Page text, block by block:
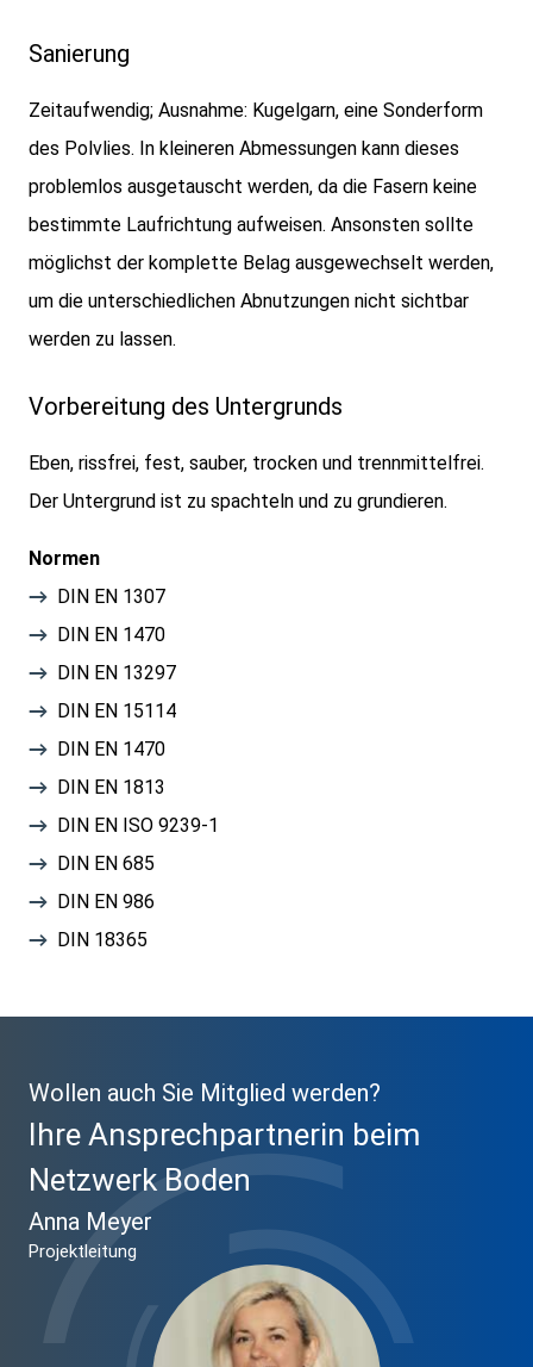
Sanierung
Zeitaufwendig; Ausnahme: Kugelgarn, eine Sonderform
des Polvlies. In kleineren Abmessungen kann dieses
problemlos ausgetauscht werden, da die Fasern keine
bestimmte Laufrichtung aufweisen. Ansonsten sollte
möglichst der komplette Belag ausgewechselt werden,
um die unterschiedlichen Abnutzungen nicht sichtbar
werden zu lassen.
Vorbereitung des Untergrunds
Eben, rissfrei, fest, sauber, trocken und trennmittelfrei.
Der Untergrund ist zu spachteln und zu grundieren.
Normen
DIN EN 1307
DIN EN 1470
DIN EN 13297
DIN EN 15114
DIN EN 1470
DIN EN 1813
DIN EN ISO 9239-1
DIN EN 685
DIN EN 986
DIN 18365
Wollen auch Sie Mitglied werden?
Ihre Ansprechpartnerin beim
Netzwerk Boden
Anna Meyer
Projektleitung